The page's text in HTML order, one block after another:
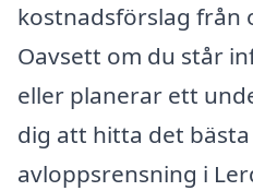
kostnadsförslag från
Oavsett om du står
eller planerar ett
dig att hitta det
avloppsrensning i